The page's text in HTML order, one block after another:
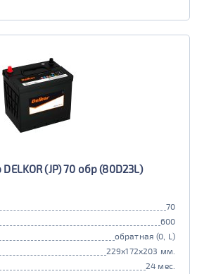
(JP) 70 обр (80D23L)
70
600
обратная (0, L)
229x172x203 мм.
24 мес.